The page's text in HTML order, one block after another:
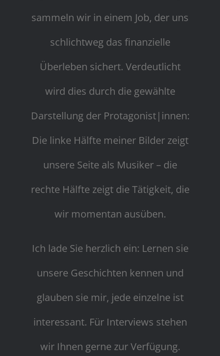
sammeln wir in einem Job, der uns
schlichtweg das finanzielle
Überleben sichert. Verdeutlicht
wird dies durch die gewählte
Darstellung der Protagonist|innen:
Die linke Hälfte meiner Bilder zeigt
unsere Seite als Musiker – die
rechte Hälfte zeigt die Tätigkeit, die
wir momentan ausüben.
Ich lade Sie herzlich ein: Lernen sie
unsere Geschichten kennen und
glauben sie mir, jede einzelne ist
interessant. Für Interviews stehen
wir Ihnen gerne zur Verfügung.